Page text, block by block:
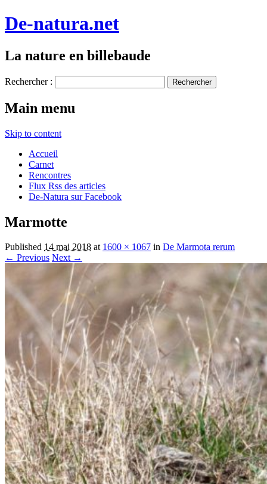
De-natura.net
La nature en billebaude
Rechercher :
Main menu
Skip to content
Accueil
Carnet
Rencontres
Flux Rss des articles
De-Natura sur Facebook
Marmotte
Published 14 mai 2018 at 1600 × 1067 in De Marmota rerum
← Previous Next →